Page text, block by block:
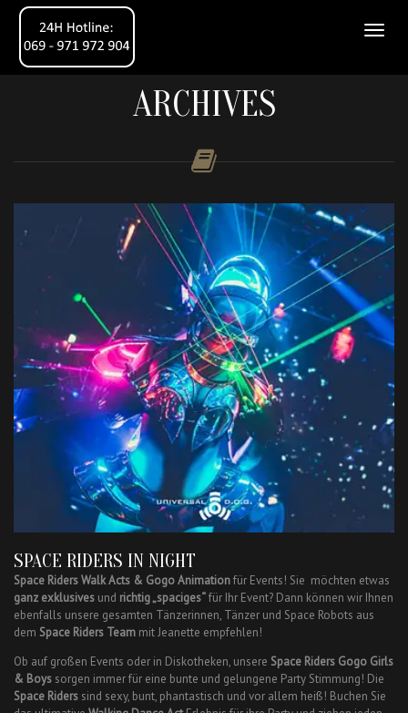
ARCHIVES
SPACE RIDERS IN NIGHT
Space Riders Walk Acts & Gogo Animationfür Events! Sie möchten etwas
ganz exklusives und richtig „spaciges“für Ihr Event? Dann können wir Ihnen
ebenfalls unsere gesamten Tänzerinnen, Tänzer und Space Robots aus
dem Space Riders Team mit Jeanette empfehlen!
Ob auf großen Events oder in Diskotheken, unsere Space Riders Gogo Girls
& Boys sorgen immer für eine bunte und gelungene Party Stimmung! Die
Space Riders sind sexy, bunt, phantastisch und vor allem heiß! Buchen Sie